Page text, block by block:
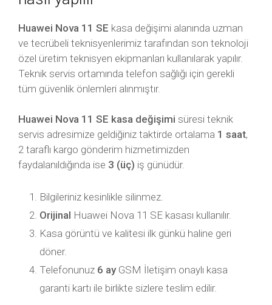
Huawei Nova 11 SE kasa değişimi alanında uzman
ve tecrübeli teknisyenlerimiz tarafından son teknoloji
özel üretim teknisyen ekipmanları kullanılarak yapılır.
Teknik servis ortamında telefon sağlığı için gerekli
tüm güvenlik önlemleri alınmıştır.
Huawei Nova 11 SE kasa değişimi süresi teknik
servis adresimize geldiğiniz taktirde ortalama 1 saat,
2 taraflı kargo gönderim hizmetimizden
faydalanıldığında ise 3 (üç) iş günüdür.
Bilgileriniz kesinlikle silinmez.
Orijinal Huawei Nova 11 SE kasası kullanılır.
Kasa görüntü ve kalitesi ilk günkü haline geri
döner.
Telefonunuz 6 ayGSM İletişim onaylı kasa
garanti kartı ile birlikte sizlere teslim edilir.